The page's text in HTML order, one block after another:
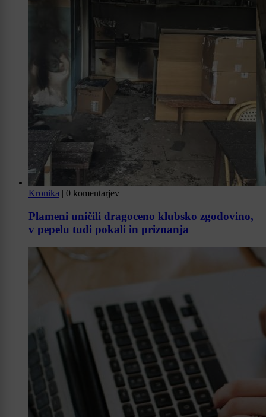
Kronika | 0 komentarjev
Plameni uničili dragoceno klubsko zgodovino,
v pepelu tudi pokali in priznanja